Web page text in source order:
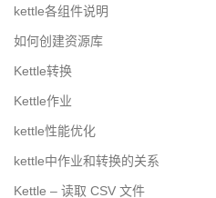
kettle各组件说明
如何创建资源库
Kettle转换
Kettle作业
kettle性能优化
kettle中作业和转换的关系
Kettle – 读取 CSV 文件